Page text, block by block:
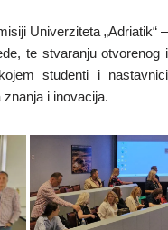
Univerziteta „Adriatik“ –
te stvaranju otvorenog i
studenti i nastavnici
i inovacija.